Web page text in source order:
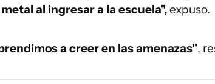
al ingresar a la escuela",expuso.
a creer en las amenazas",